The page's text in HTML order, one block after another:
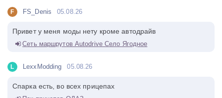
F FS_Denis 05.08.26
Привет у меня моды нету кроме автодрайв
Сеть маршрутов Autodrive Село Ягодное
L LexxModding 05.08.26
Спарка есть, во всех прицепах